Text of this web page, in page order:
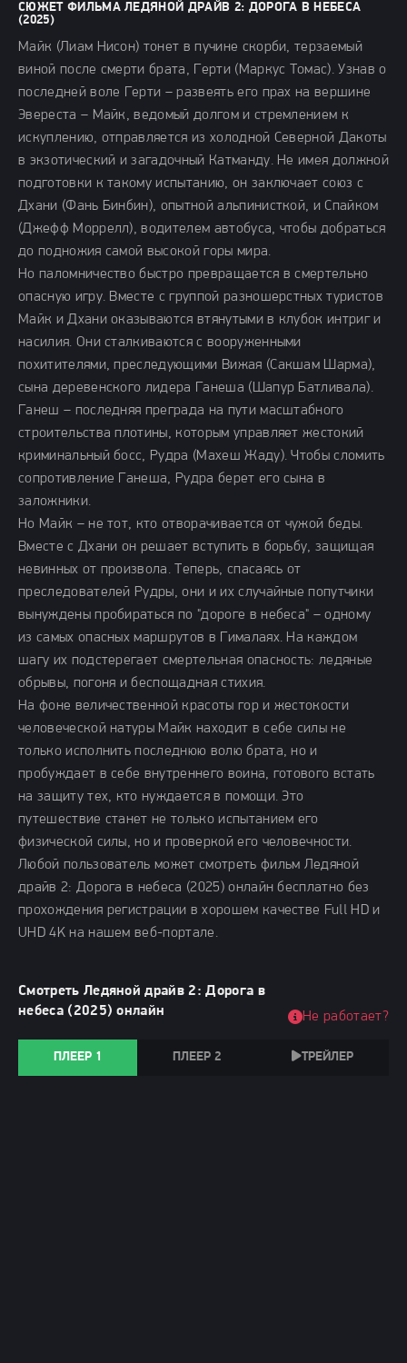
СЮЖЕТ ФИЛЬМА ЛЕДЯНОЙ ДРАЙВ 2: ДОРОГА В НЕБЕСА
(2025)
Майк (Лиам Нисон) тонет в пучине скорби, терзаемый
виной после смерти брата, Герти (Маркус Томас). Узнав о
последней воле Герти – развеять его прах на вершине
Эвереста – Майк, ведомый долгом и стремлением к
искуплению, отправляется из холодной Северной Дакоты
в экзотический и загадочный Катманду. Не имея должной
подготовки к такому испытанию, он заключает союз с
Дхани (Фань Бинбин), опытной альпинисткой, и Спайком
(Джефф Моррелл), водителем автобуса, чтобы добраться
до подножия самой высокой горы мира.
Но паломничество быстро превращается в смертельно
опасную игру. Вместе с группой разношерстных туристов
Майк и Дхани оказываются втянутыми в клубок интриг и
насилия. Они сталкиваются с вооруженными
похитителями, преследующими Вижая (Сакшам Шарма),
сына деревенского лидера Ганеша (Шапур Батливала).
Ганеш – последняя преграда на пути масштабного
строительства плотины, которым управляет жестокий
криминальный босс, Рудра (Махеш Жаду). Чтобы сломить
сопротивление Ганеша, Рудра берет его сына в
заложники.
Но Майк – не тот, кто отворачивается от чужой беды.
Вместе с Дхани он решает вступить в борьбу, защищая
невинных от произвола. Теперь, спасаясь от
преследователей Рудры, они и их случайные попутчики
вынуждены пробираться по "дороге в небеса" – одному
из самых опасных маршрутов в Гималаях. На каждом
шагу их подстерегает смертельная опасность: ледяные
обрывы, погоня и беспощадная стихия.
На фоне величественной красоты гор и жестокости
человеческой натуры Майк находит в себе силы не
только исполнить последнюю волю брата, но и
пробуждает в себе внутреннего воина, готового встать
на защиту тех, кто нуждается в помощи. Это
путешествие станет не только испытанием его
физической силы, но и проверкой его человечности.
Любой пользователь может смотреть фильм Ледяной
драйв 2: Дорога в небеса (2025) онлайн бесплатно без
прохождения регистрации в хорошем качестве Full HD и
UHD 4K на нашем веб-портале.
Смотреть Ледяной драйв 2: Дорога в
небеса (2025) онлайн
ПЛЕЕР 1 ПЛЕЕР 2 ТРЕЙЛЕР
Не работает?